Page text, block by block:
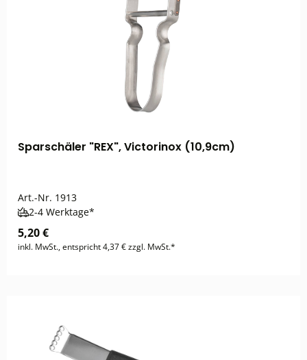
Sparschäler "REX", Victorinox (10,9cm)
Art.-Nr. 1913
2-4 Werktage*
5,20 €
inkl. MwSt., entspricht 4,37 € zzgl. MwSt.*